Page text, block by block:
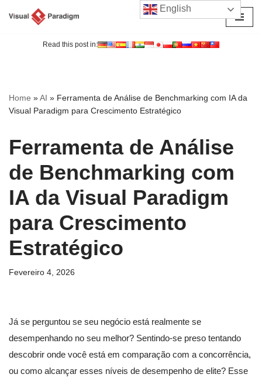
Read this post in:
Home »AI » Ferramenta de Análise de Benchmarking com IA da
Visual Paradigm para Crescimento Estratégico
Ferramenta de Análise
de Benchmarking com
IA da Visual Paradigm
para Crescimento
Estratégico
Fevereiro 4, 2026
Já se perguntou se seu negócio está realmente se
desempenhando no seu melhor? Sentindo-se preso tentando
descobrir onde você está em comparação com a concorrência,
ou como alcançar esses níveis de desempenho de elite? Esse
English